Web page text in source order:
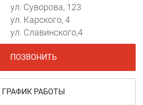
ул. Суворова, 123
ул. Карского, 4
ул. Славинского,4
ПОЗВОНИТЬ
ГРАФИК РАБОТЫ